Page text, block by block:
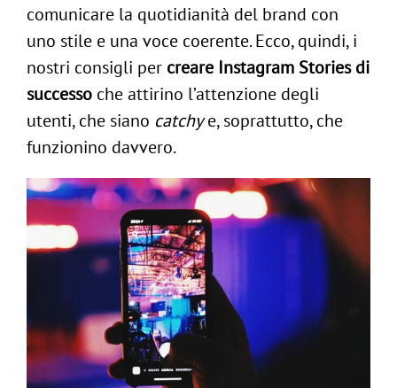
comunicare la quotidianità del brand con
uno stile e una voce coerente. Ecco, quindi, i
nostri consigli per creare Instagram Stories di
successo che attirino l’attenzione degli
utenti, che siano catchye, soprattutto, che
funzionino davvero.